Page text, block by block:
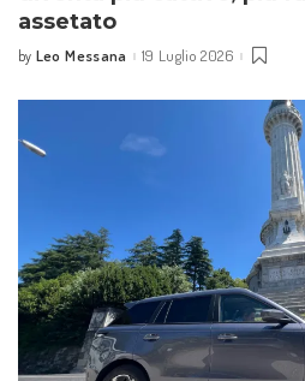
assetato
Posted
by Leo Messana 19 Luglio 2026